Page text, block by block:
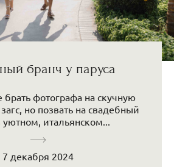
бранч у паруса
брать фотографа на скучную
но позвать на свадебный
уютном, итальянском...
7 декабря 2024